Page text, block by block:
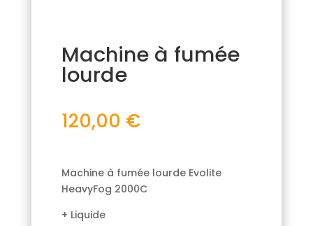
Machine à fumée
lourde
120,00 €
Machine à fumée lourde Evolite
HeavyFog 2000C
+ Liquide